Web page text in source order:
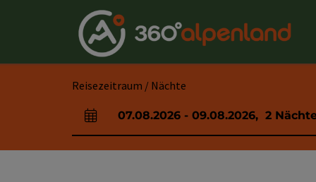
Accesskey
[0]
Zur NavigationAccesskey
[1]
Zum Seitenanfang[2]
Zur Kontaktseite Accesskey
[3]
Accesskey
[4]
Zum ImpressumAccesskey
[5]
Zu den Hinweisen zur Bedienung der Website
Zur StartseiteAccesskey
[7]
Reisezeitraum / Nächte
An- und Abreisefelder
07.08.2026 - 09.08.2026, 2